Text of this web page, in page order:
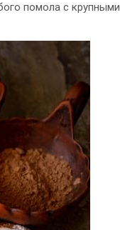
помола с крупными